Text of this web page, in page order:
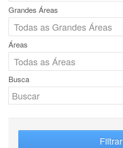
Grandes Áreas
Áreas
Busca
Filtrar